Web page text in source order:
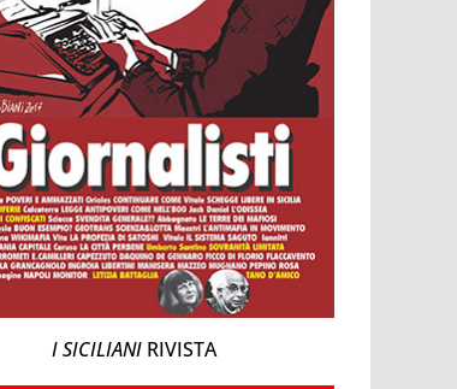
I SICILIANI RIVISTA